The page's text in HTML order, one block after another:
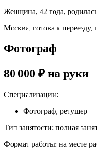
Женщина, 42 года, родилась
Москва, готова к переезду,
Фотограф
80 000 ₽ на руки
Специализации:
Фотограф, ретушер
Тип занятости: полная
Формат работы: на месте